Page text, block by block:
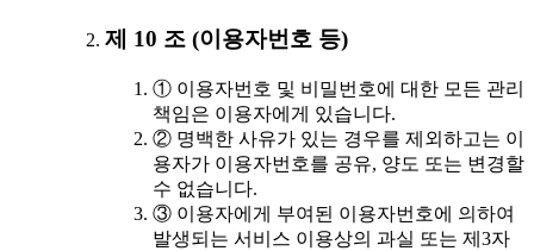
제 10 조 (이용자번호 등)
① 이용자번호 및 비밀번호에 대한 모든 관리
책임은 이용자에게 있습니다.
② 명백한 사유가 있는 경우를 제외하고는 이
용자가 이용자번호를 공유, 양도 또는 변경할
수 없습니다.
③ 이용자에게 부여된 이용자번호에 의하여
발생되는 서비스 이용상의 과실 또는 제3자